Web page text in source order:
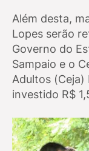
Além desta,
Lopes serão
Governo do
Sampaio e o
Adultos (Ceja)
investido R$